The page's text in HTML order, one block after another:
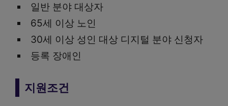
일반 분야 대상자
65세 이상 노인
30세 이상 성인 대상 디지털 분야 신청자
등록 장애인
지원조건